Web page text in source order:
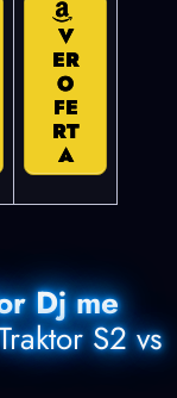
V
ER
O
FE
RT
A
Dj me
S2 vs